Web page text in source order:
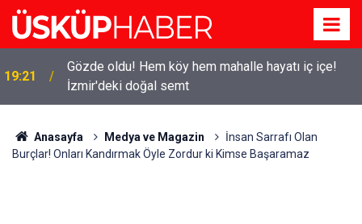
19:21
Gözde oldu! Hem köy hem mahalle hayatı iç içe!
İzmir'deki doğal semt
Anasayfa Medya ve Magazin
İnsan Sarrafı Olan
Burçlar! Onları Kandırmak Öyle Zordur ki Kimse Başaramaz